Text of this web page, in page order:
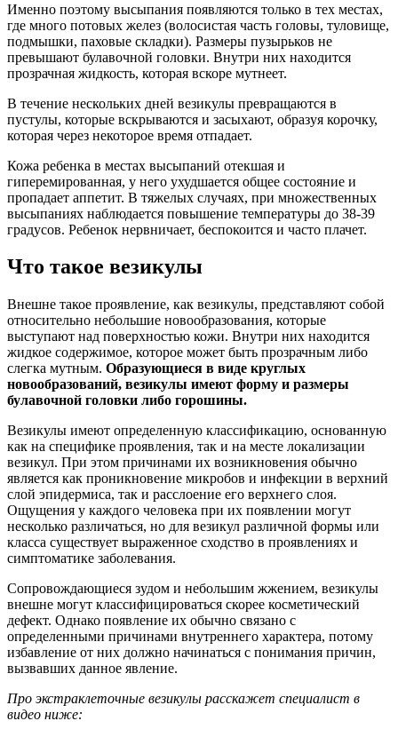
Именно поэтому высыпания появляются только в тех местах,
где много потовых желез (волосистая часть головы, туловище,
подмышки, паховые складки). Размеры пузырьков не
превышают булавочной головки. Внутри них находится
прозрачная жидкость, которая вскоре мутнеет.
В течение нескольких дней везикулы превращаются в
пустулы, которые вскрываются и засыхают, образуя корочку,
которая через некоторое время отпадает.
Кожа ребенка в местах высыпаний отекшая и
гиперемированная, у него ухудшается общее состояние и
пропадает аппетит. В тяжелых случаях, при множественных
высыпаниях наблюдается повышение температуры до 38-39
градусов. Ребенок нервничает, беспокоится и часто плачет.
Что такое везикулы
Внешне такое проявление, как везикулы, представляют собой
относительно небольшие новообразования, которые
выступают над поверхностью кожи. Внутри них находится
жидкое содержимое, которое может быть прозрачным либо
слегка мутным. Образующиеся в виде круглых
новообразований, везикулы имеют форму и размеры
булавочной головки либо горошины.
Везикулы имеют определенную классификацию, основанную
как на специфике проявления, так и на месте локализации
везикул. При этом причинами их возникновения обычно
является как проникновение микробов и инфекции в верхний
слой эпидермиса, так и расслоение его верхнего слоя.
Ощущения у каждого человека при их появлении могут
несколько различаться, но для везикул различной формы или
класса существует выраженное сходство в проявлениях и
симптоматике заболевания.
Сопровождающиеся зудом и небольшим жжением, везикулы
внешне могут классифицироваться скорее косметический
дефект. Однако появление их обычно связано с
определенными причинами внутреннего характера, потому
избавление от них должно начинаться с понимания причин,
вызвавших данное явление.
Про экстраклеточные везикулы расскажет специалист в
видео ниже: